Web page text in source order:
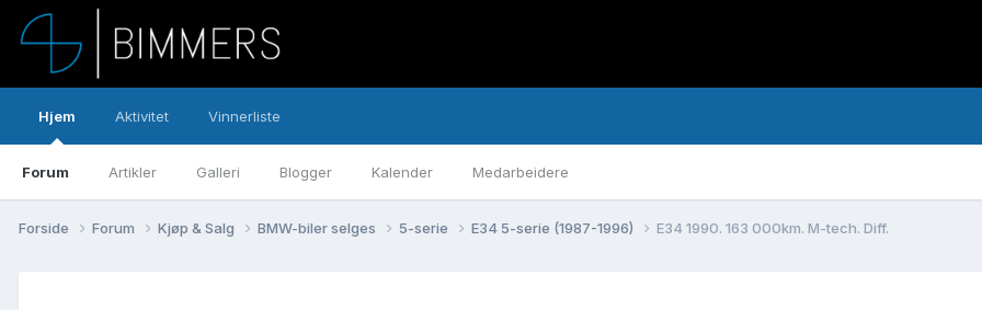
Hjem
Forum Artikler Galleri Blogger Kalender Medarbeidere
Aktivitet Vinnerliste
Forside Forum Kjøp & Salg BMW-biler selges 5-serie E34 5-serie (1987-1996) E34 1990. 163 000km. M-tech. Diff.